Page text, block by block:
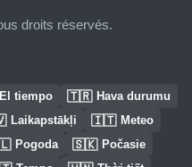
droits réservés.
El tiempo 🇹🇷 Hava durumu
Laikapstākļi 🇮🇹 Meteo
Pogoda 🇸🇰 Počasie